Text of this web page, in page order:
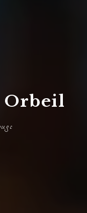
Orbeil